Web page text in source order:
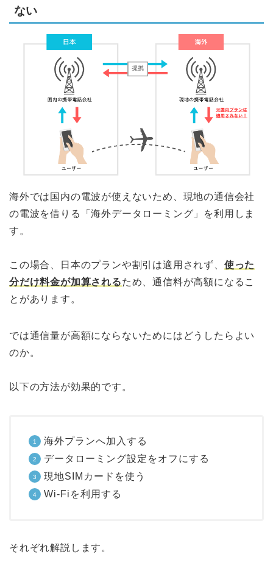
ない
海外では国内の電波が使えないため、現地の通信会社
の電波を借りる「海外データローミング」を利用しま
す。
この場合、日本のプランや割引は適用されず、 使った
分だけ料金が加算されるため、通信料が高額になるこ
とがあります。
では通信量が高額にならないためにはどうしたらよい
のか。
以下の方法が効果的です。
海外プランへ加入する
データローミング設定をオフにする
現地SIMカードを使う
Wi-Fiを利用する
それぞれ解説します。